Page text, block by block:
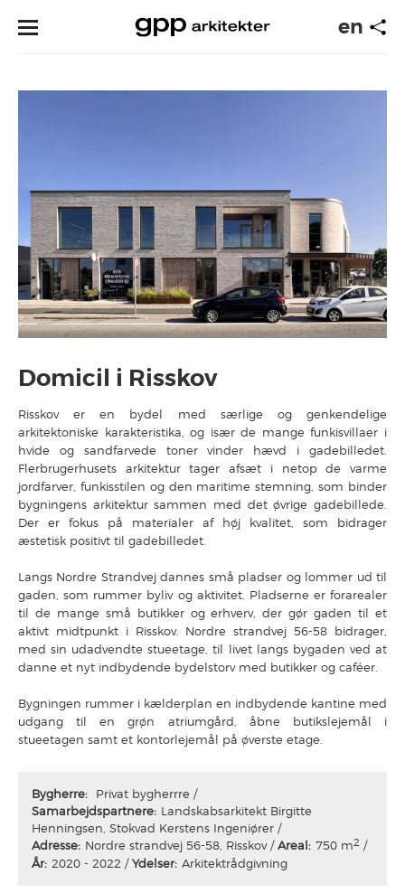
en
Domicil i Risskov
Risskov er en bydel med særlige og genkendelige
arkitektoniske karakteristika, og især de mange funkisvillaer i
hvide og sandfarvede toner vinder hævd i gadebilledet.
Flerbrugerhusets arkitektur tager afsæt i netop de varme
jordfarver, funkisstilen og den maritime stemning, som binder
bygningens arkitektur sammen med det øvrige gadebillede.
Der er fokus på materialer af høj kvalitet, som bidrager
æstetisk positivt til gadebilledet.
Langs Nordre Strandvej dannes små pladser og lommer ud til
gaden, som rummer byliv og aktivitet. Pladserne er forarealer
til de mange små butikker og erhverv, der gør gaden til et
aktivt midtpunkt i Risskov. Nordre strandvej 56-58 bidrager,
med sin udadvendte stueetage, til livet langs bygaden ved at
danne et nyt indbydende bydelstorv med butikker og caféer.
Bygningen rummer i kælderplan en indbydende kantine med
udgang til en grøn atriumgård, åbne butikslejemål i
stueetagen samt et kontorlejemål på øverste etage.
Bygherre:
Privat bygherrre
Samarbejdspartnere: Landskabsarkitekt Birgitte
Henningsen, Stokvad Kerstens Ingeniører
Adresse: Nordre strandvej 56-58, Risskov Areal: 750 m2
År: 2020 - 2022 Ydelser: Arkitektrådgivning